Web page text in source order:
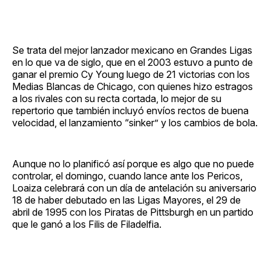
Se trata del mejor lanzador mexicano en Grandes Ligas
en lo que va de siglo, que en el 2003 estuvo a punto de
ganar el premio Cy Young luego de 21 victorias con los
Medias Blancas de Chicago, con quienes hizo estragos
a los rivales con su recta cortada, lo mejor de su
repertorio que también incluyó envíos rectos de buena
velocidad, el lanzamiento “sinker” y los cambios de bola.
Aunque no lo planificó así porque es algo que no puede
controlar, el domingo, cuando lance ante los Pericos,
Loaiza celebrará con un día de antelación su aniversario
18 de haber debutado en las Ligas Mayores, el 29 de
abril de 1995 con los Piratas de Pittsburgh en un partido
que le ganó a los Filis de Filadelfia.